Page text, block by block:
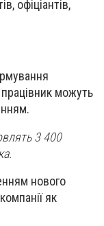
офіціантів,
можуть
3 400
нового
як